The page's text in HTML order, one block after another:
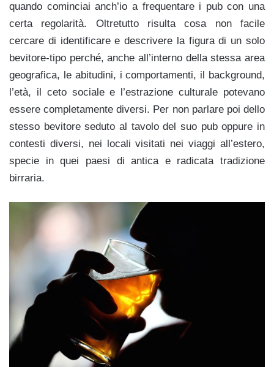
quando cominciai anch’io a frequentare i pub con una
certa regolarità. Oltretutto risulta cosa non facile
cercare di identificare e descrivere la figura di un solo
bevitore-tipo perché, anche all’interno della stessa area
geografica, le abitudini, i comportamenti, il background,
l’età, il ceto sociale e l’estrazione culturale potevano
essere completamente diversi. Per non parlare poi dello
stesso bevitore seduto al tavolo del suo pub oppure in
contesti diversi, nei locali visitati nei viaggi all’estero,
specie in quei paesi di antica e radicata tradizione
birraria.